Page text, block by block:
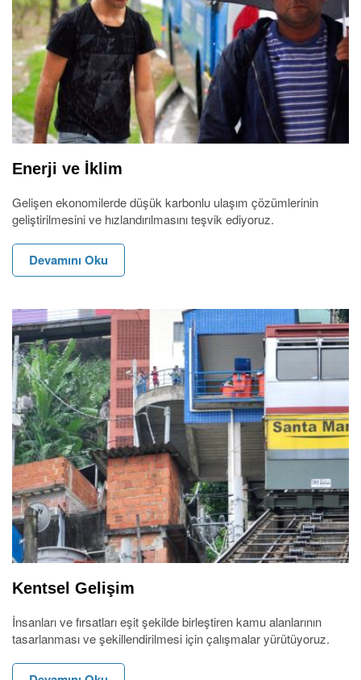
Enerji ve İklim
Gelişen ekonomilerde düşük karbonlu ulaşım çözümlerinin
geliştirilmesini ve hızlandırılmasını teşvik ediyoruz.
Devamını Oku
Kentsel Gelişim
İnsanları ve fırsatları eşit şekilde birleştiren kamu alanlarının
tasarlanması ve şekillendirilmesi için çalışmalar yürütüyoruz.